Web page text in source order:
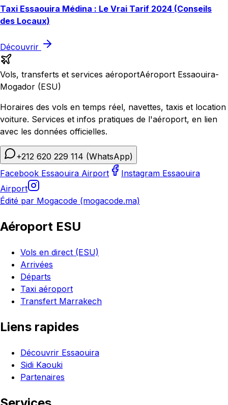
Taxi Essaouira Médina : Le Vrai Tarif 2024 (Conseils
des Locaux)
Découvrir
Vols, transferts et services aéroportAéroport Essaouira-
Mogador (ESU)
Horaires des vols en temps réel, navettes, taxis et location
voiture. Services et infos pratiques de l'aéroport, en lien
avec les données officielles.
+212 620 229 114 (WhatsApp)
Facebook Essaouira Airport
Instagram Essaouira
Airport
Édité par Mogacode (mogacode.ma)
Aéroport ESU
Vols en direct (ESU)
Arrivées
Départs
Taxi aéroport
Transfert Marrakech
Liens rapides
Découvrir Essaouira
Sidi Kaouki
Partenaires